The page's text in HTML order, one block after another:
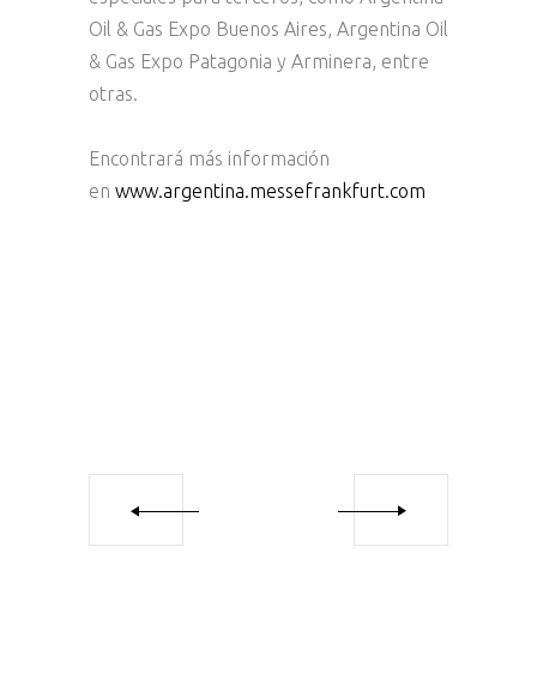
Oil & Gas Expo Buenos Aires, Argentina Oil
& Gas Expo Patagonia y Arminera, entre
otras.
Encontrará más información
en www.argentina.messefrankfurt.com